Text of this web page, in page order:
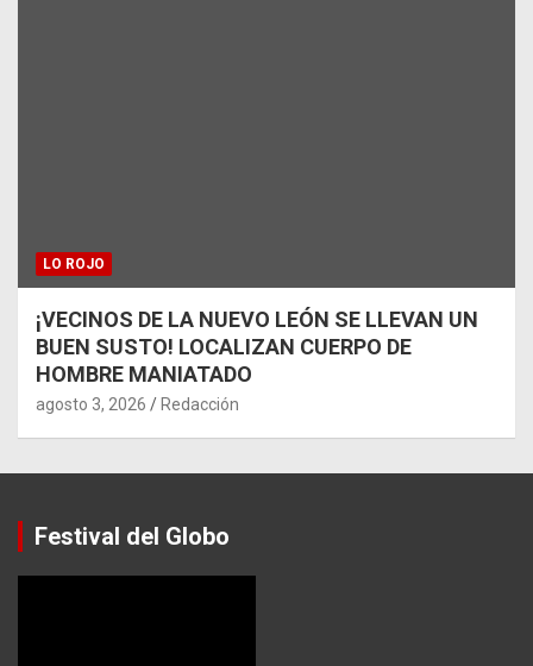
LO ROJO
¡VECINOS DE LA NUEVO LEÓN SE LLEVAN UN
BUEN SUSTO! LOCALIZAN CUERPO DE
HOMBRE MANIATADO
agosto 3, 2026 Redacción
Festival del Globo